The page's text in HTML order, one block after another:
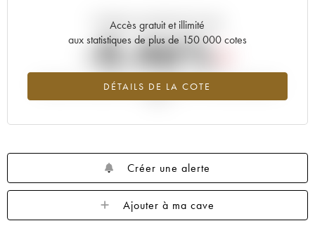
Accès gratuit et illimité
aux statistiques de plus de 150 000 cotes
DÉTAILS DE LA COTE
Tendance actuelle de la cote
-0.46%
Tendance à la baisse du millésime 2006 en 2026 par rapport à
Créer une alerte
Ajouter à ma cave